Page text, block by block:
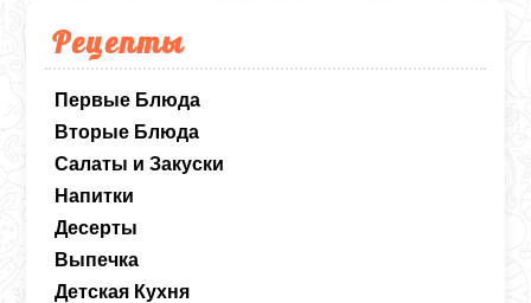
Рецепты
Первые Блюда
Вторые Блюда
Салаты и Закуски
Напитки
Десерты
Выпечка
Детская Кухня